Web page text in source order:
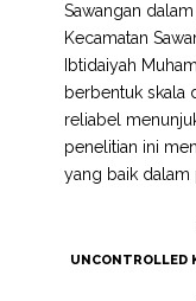
Sawangan
Kecamatan
Ibtidaiyah
berbentuk skala
reliabel
penelitian ini
yang baik dalam
UNCONTROLLED